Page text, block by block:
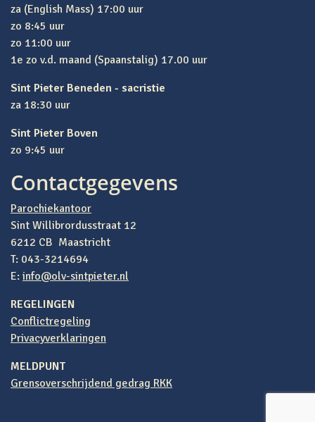
za (English Mass) 17:00 uur
zo 8:45 uur
zo 11:00 uur
1e zo v.d. maand (Spaanstalig) 17.00 uur
Sint Pieter Beneden - sacristie
za 18:30 uur
Sint Pieter Boven
zo 9:45 uur
Contactgegevens
Parochiekantoor
Sint Willibrordusstraat 12
6212 CB Maastricht
T: 043-3214694
E: info@olv-sintpieter.nl
REGELINGEN
Conflictregeling
Privacyverklaringen
MELDPUNT
Grensoverschrijdend gedrag RKK